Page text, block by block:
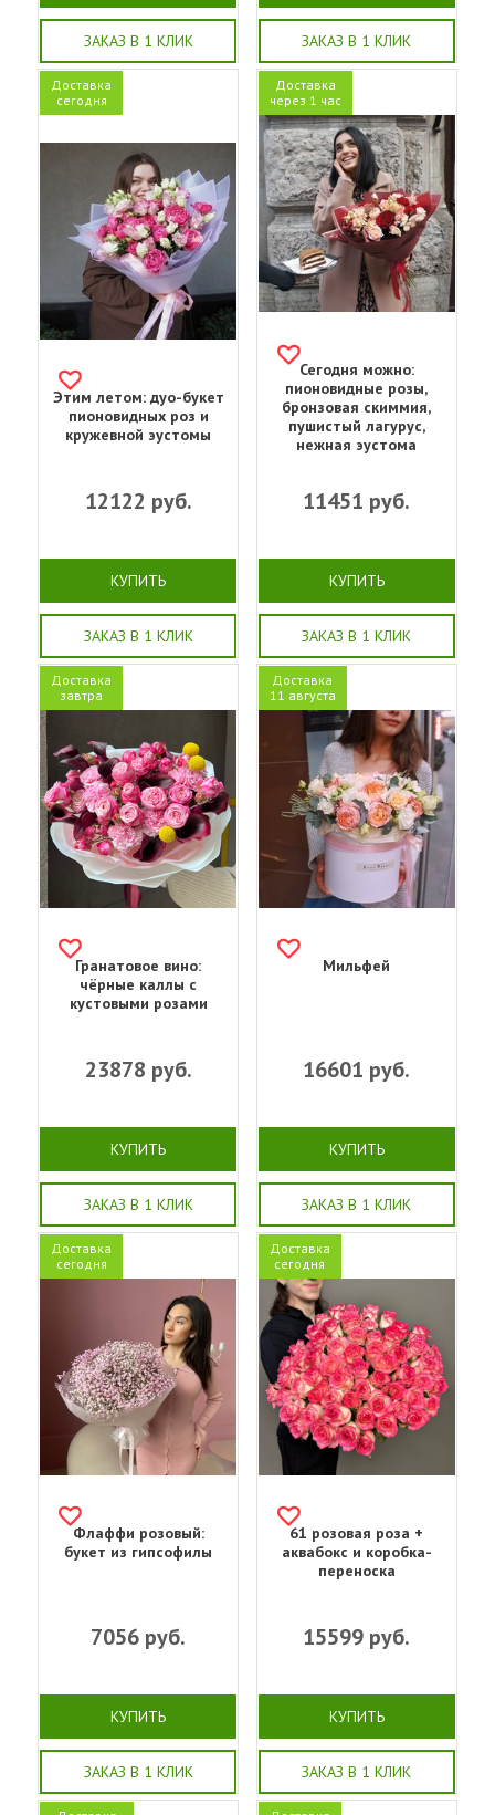
ЗАКАЗ В 1 КЛИК ЗАКАЗ В 1 КЛИК
Доставка
сегодня
Этим летом: дуо-букет
пионовидных роз и
кружевной эустомы
12122 руб.
КУПИТЬ
ЗАКАЗ В 1 КЛИК
Доставка
через 1 час
Сегодня можно:
пионовидные розы,
бронзовая скиммия,
пушистый лагурус,
нежная эустома
11451 руб.
КУПИТЬ
ЗАКАЗ В 1 КЛИК
Доставка
завтра
Гранатовое вино:
чёрные каллы с
кустовыми розами
23878 руб.
КУПИТЬ
ЗАКАЗ В 1 КЛИК
Доставка
11 августа
Мильфей
16601 руб.
КУПИТЬ
ЗАКАЗ В 1 КЛИК
Доставка
сегодня
Флаффи розовый:
букет из гипсофилы
7056 руб.
КУПИТЬ
ЗАКАЗ В 1 КЛИК
Доставка
сегодня
61 розовая роза +
аквабокс и коробка-
переноска
15599 руб.
КУПИТЬ
ЗАКАЗ В 1 КЛИК